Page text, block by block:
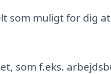
som muligt for dig at
som f.eks.